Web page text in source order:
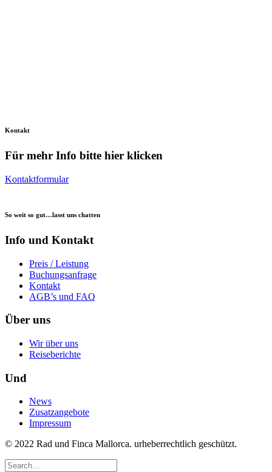
Kontakt
Für mehr Info bitte hier klicken
Kontaktformular
So weit so gut…lasst uns chatten
Info und Kontakt
Preis / Leistung
Buchungsanfrage
Kontakt
AGB’s und FAQ
Über uns
Wir über uns
Reiseberichte
Und
News
Zusatzangebote
Impressum
© 2022 Rad und Finca Mallorca. urheberrechtlich geschützt.